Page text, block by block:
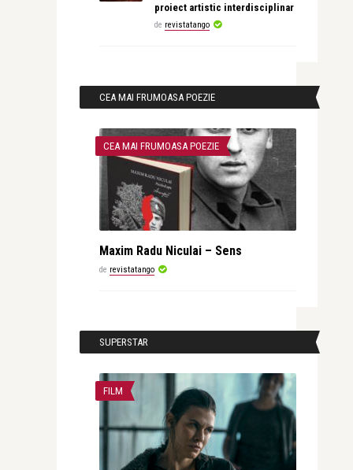
proiect artistic interdisciplinar
de revistatango
CEA MAI FRUMOASA POEZIE
CEA MAI FRUMOASA POEZIE
Maxim Radu Niculai – Sens
de revistatango
SUPERSTAR
FILM